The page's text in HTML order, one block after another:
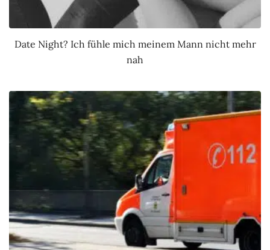
Date Night? Ich fühle mich meinem Mann nicht mehr
nah